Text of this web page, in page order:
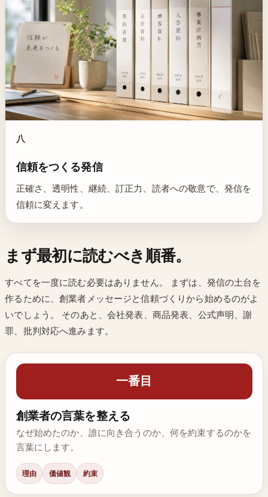
八
信頼をつくる発信
正確さ、透明性、継続、訂正力、読者への敬意で、発信を
信頼に変えます。
まず最初に読むべき順番。
すべてを一度に読む必要はありません。 まずは、発信の土台を
作るために、創業者メッセージと信頼づくりから始めるのがよ
いでしょう。 そのあと、会社発表、商品発表、公式声明、謝
罪、批判対応へ進みます。
一番目
創業者の言葉を整える
なぜ始めたのか、誰に向き合うのか、何を約束するのかを
言葉にします。
理由 価値観 約束